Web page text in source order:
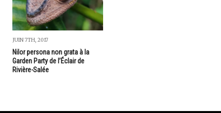
JUIN 7TH, 2017
Nilor persona non grata à la
Garden Party de l’Éclair de
Rivière-Salée